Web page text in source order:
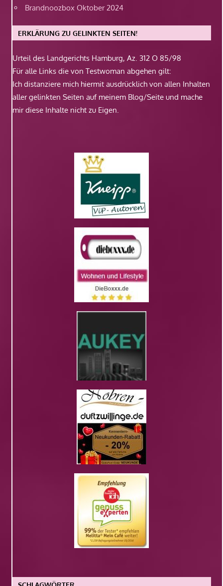
Brandnoozbox Oktober 2024
ERKLÄRUNG ZU GELINKTEN SEITEN!
Urteil des Landgerichts Hamburg, Az. 312 O 85/98
Für alle Links die von Testwoman abgehen gilt:
Ich distanziere mich hiermit ausdrücklich von allen Inhalten
aller gelinkten Seiten auf meinem Blog/Seite und mache
mir diese Inhalte nicht zu Eigen.